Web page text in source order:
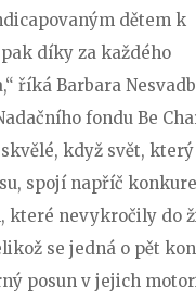
dětem
díky za každého
říká Barbara
fondu Be
skvělé, když svět,
spojí napříč
které nevykročily do
se jedná o pět
posun v jejich